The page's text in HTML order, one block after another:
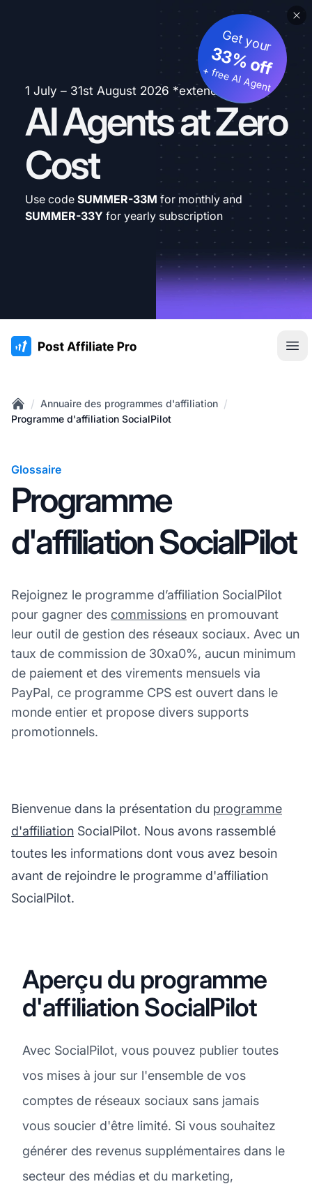
1 July – 31st August 2026 *extended
AI Agents at Zero
Cost
Get your
33% off
+ free AI Agent
Use code SUMMER-33M for monthly and
SUMMER-33Y for yearly subscription
:site.title
Home
/ Annuaire des programmes d'affiliation /
Programme d'affiliation SocialPilot
Glossaire
Programme
d'affiliation SocialPilot
Rejoignez le programme d’affiliation SocialPilot
pour gagner des commissions en promouvant
leur outil de gestion des réseaux sociaux. Avec un
taux de commission de 30xa0%, aucun minimum
de paiement et des virements mensuels via
PayPal, ce programme CPS est ouvert dans le
monde entier et propose divers supports
promotionnels.
Bienvenue dans la présentation du programme
d'affiliation SocialPilot. Nous avons rassemblé
toutes les informations dont vous avez besoin
avant de rejoindre le programme d'affiliation
SocialPilot.
Aperçu du programme
d'affiliation SocialPilot
Avec SocialPilot, vous pouvez publier toutes
vos mises à jour sur l'ensemble de vos
comptes de réseaux sociaux sans jamais
vous soucier d'être limité. Si vous souhaitez
générer des revenus supplémentaires dans le
secteur des médias et du marketing,